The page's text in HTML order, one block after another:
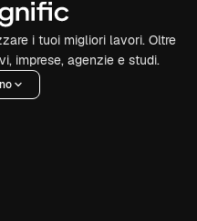
i tuoi migliori lavori. Oltre
imprese, agenzie e studi.